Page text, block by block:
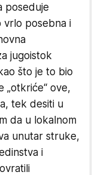
poseduje
vrlo posebna i
jugoistok
što je to bio
„otkriće“ ove,
tek desiti u
da u lokalnom
unutar struke,
i